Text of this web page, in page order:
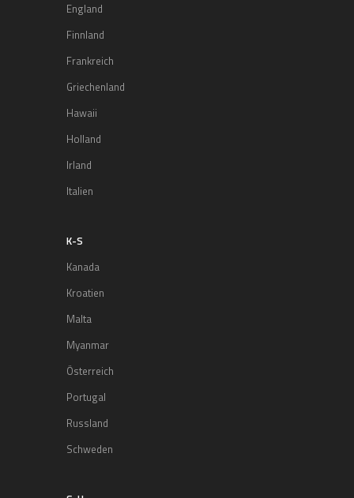
England
Finnland
Frankreich
Griechenland
Hawaii
Holland
Irland
Italien
K-S
Kanada
Kroatien
Malta
Myanmar
Österreich
Portugal
Russland
Schweden